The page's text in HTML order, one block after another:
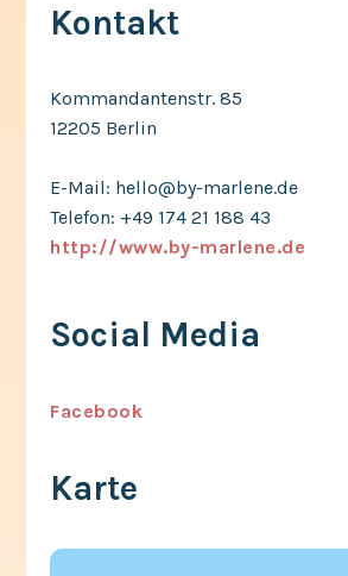
Kontakt
Kommandantenstr. 85
12205 Berlin
E-Mail: hello@by-marlene.de
Telefon: +49 174 21 188 43
http://www.by-marlene.de
Social Media
Facebook
Karte